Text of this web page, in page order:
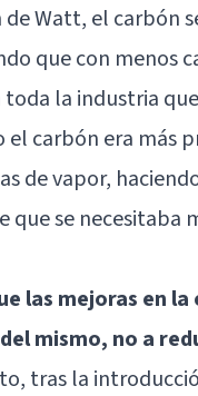
de Watt, el carbón
que con menos
la industria
carbón era más
de vapor,
que se necesitaba
las mejoras en
mismo, no a
tras la